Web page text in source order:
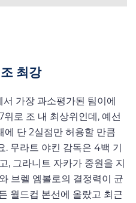
최강
가장 과소평가된 팀이에
위로 조 내 최상위인데, 예선
에 단 2실점만 허용할 만큼
. 무라트 야킨 감독은 4백 기
, 그라니트 자카가 중원을 지
브렐 엠볼로의 결정력이 균
월드컵 본선에 올랐고 최근